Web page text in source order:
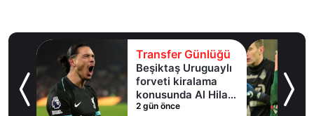
Transfer Günlüğü
Beşiktaş Uruguaylı
forveti kiralama
konusunda Al Hilal
ile anlaştı! Adım
2 gün önce